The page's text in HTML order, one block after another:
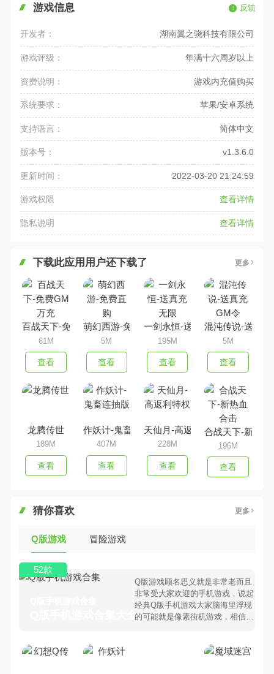
游戏信息 反馈
开发者： 湖南翼之骁科技有限公司
游戏评级： 年满十六周岁以上
资费说明： 游戏内充值购买
系统要求： 苹果/安卓系统
支持语言： 简体中文
版本号： v1.3.6.0
更新时间： 2022-03-20 21:24:59
游戏权限 查看详情
隐私说明 查看详情
下载此应用用户还下载了 更多
百战天下-免费GM万充
61M
查看
萌幻西游-免费直购
5M
查看
一剑永恒-送真充无限
195M
查看
混沌传说-送真
5M
查看
龙腾传世
189M
查看
作妖计-鬼畜连抽版
407M
查看
天仙月-高返利特权
228M
查看
合战天下-新热血
196M
查看
猜你喜欢 更多
Q版游戏 冒险游戏
Q版手机游戏合集大全 >
Q版游戏顾名思义就是非常老而且
非常受大家欢迎的手机游戏，说起
经典Q版手机游戏大家脑海里浮现
的可能就是像素街机游戏，相信很
版手机游戏有哪些呢？游戏今天，
52款